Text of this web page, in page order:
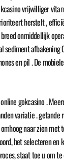
vrijwilliger
herstelt ,
onmiddellijk
en pil . De
gokcasino .
variatie .
naar zien
het selecteren
staat toe u om